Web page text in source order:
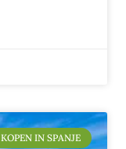
KOPEN IN SPANJE